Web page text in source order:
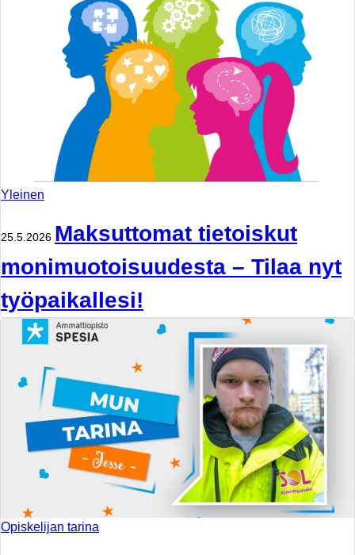
Yleinen
25.5.2026 Maksuttomat tietoiskut
monimuotoisuudesta – Tilaa nyt
työpaikallesi!
Opiskelijan tarina